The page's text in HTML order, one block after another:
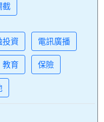
截
投資 電訊廣播
教育 保險